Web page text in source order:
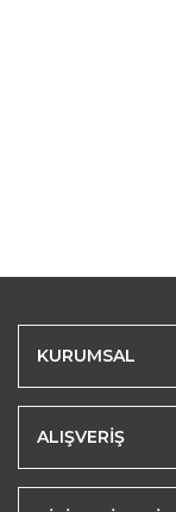
KURUMSAL
ALIŞVERİŞ